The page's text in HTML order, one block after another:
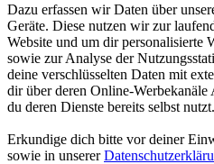
Dazu erfassen wir Daten über
Geräte. Diese nutzen wir zur
Website und um dir personalisierte
sowie zur Analyse der
deine verschlüsselten Daten mit
dir über deren Online-Werbekanäle
du deren Dienste bereits selbst nutzt.
Erkundige dich bitte vor deiner
sowie in unserer